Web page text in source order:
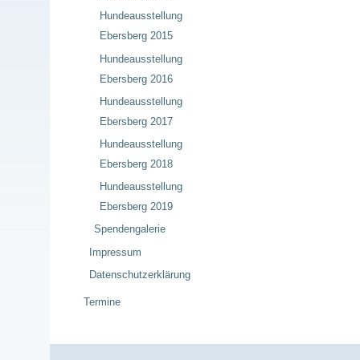
Hundeausstellung
Ebersberg 2015
Hundeausstellung
Ebersberg 2016
Hundeausstellung
Ebersberg 2017
Hundeausstellung
Ebersberg 2018
Hundeausstellung
Ebersberg 2019
Spendengalerie
Impressum
Datenschutzerklärung
Termine